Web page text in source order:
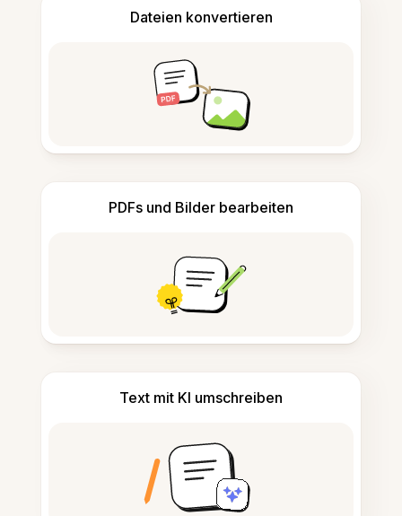
Dateien konvertieren
PDFs und Bilder bearbeiten
Text mit KI umschreiben